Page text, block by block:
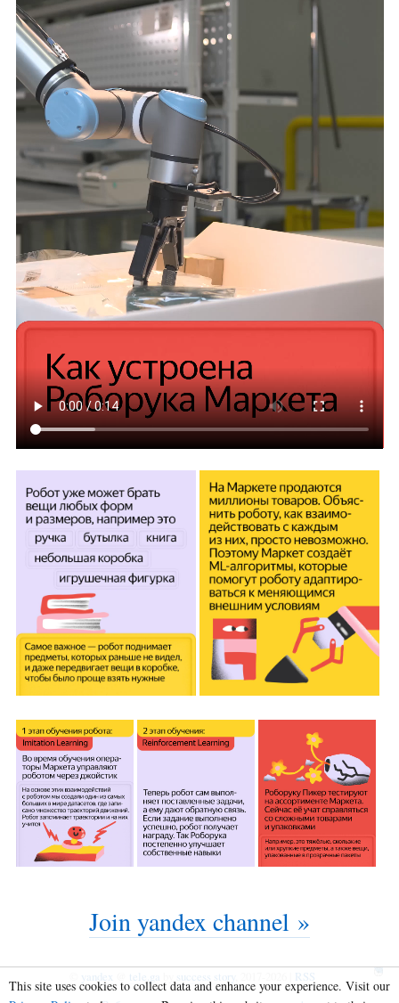
Join yandex channel »
yandex tele.ga success story
RSS
This site uses cookies to collect data and enhance your experience. Visit our